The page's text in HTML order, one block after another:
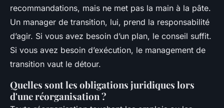
recommandations, mais ne met pas la main à la pâte.
Un manager de transition, lui, prend la responsabilité
d’agir. Si vous avez besoin d’un plan, le conseil suffit.
Si vous avez besoin d’exécution, le management de
transition vaut le détour.
Quelles sont les obligations juridiques lors
d'une réorganisation ?